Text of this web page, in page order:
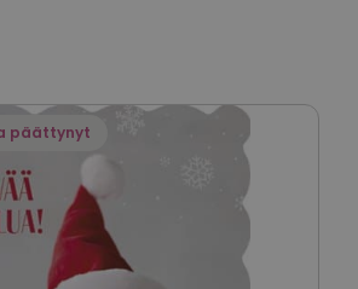
päättynyt